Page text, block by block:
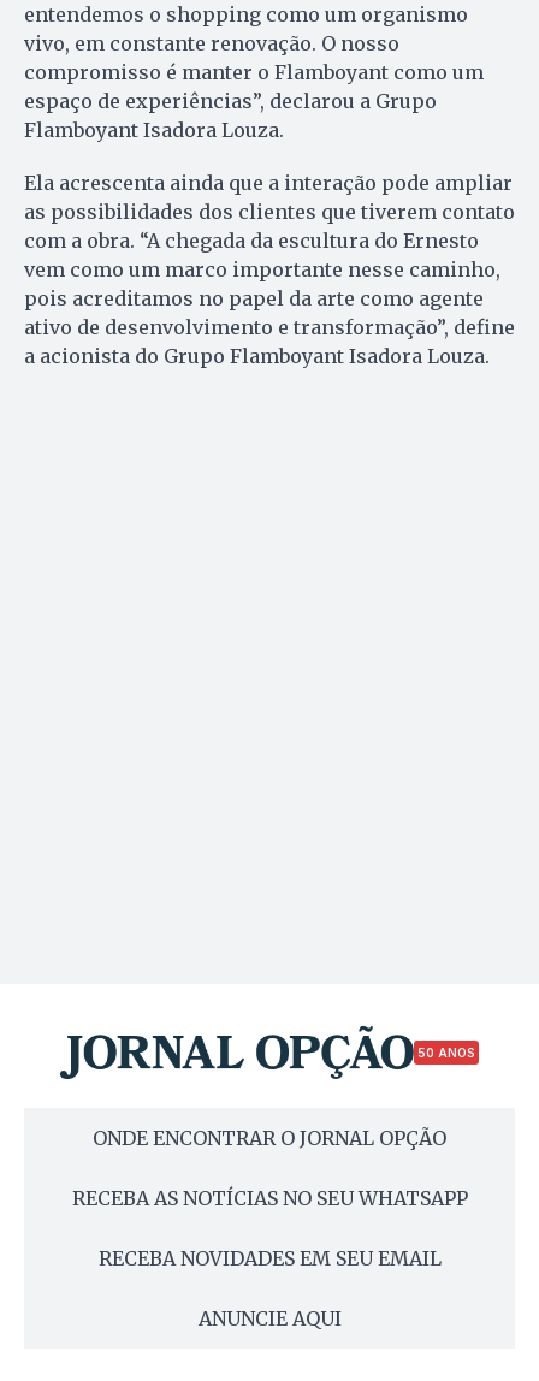
entendemos o shopping como um organismo
vivo, em constante renovação. O nosso
compromisso é manter o Flamboyant como um
espaço de experiências”, declarou a Grupo
Flamboyant Isadora Louza.
Ela acrescenta ainda que a interação pode ampliar
as possibilidades dos clientes que tiverem contato
com a obra. “A chegada da escultura do Ernesto
vem como um marco importante nesse caminho,
pois acreditamos no papel da arte como agente
ativo de desenvolvimento e transformação”, define
a acionista do Grupo Flamboyant Isadora Louza.
50 ANOS
ONDE ENCONTRAR O JORNAL OPÇÃO
RECEBA AS NOTÍCIAS NO SEU WHATSAPP
RECEBA NOVIDADES EM SEU EMAIL
ANUNCIE AQUI